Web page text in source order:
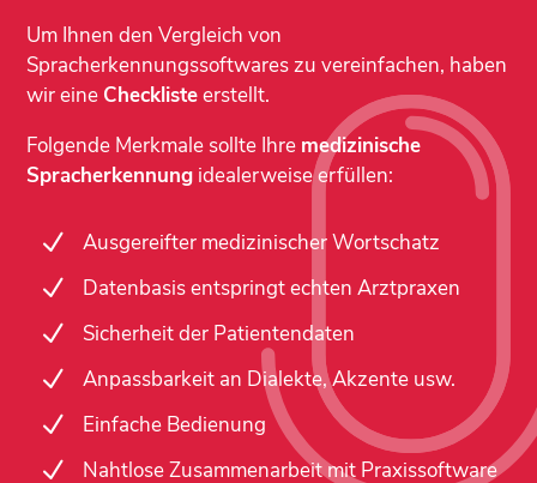
Um Ihnen den Vergleich von
Spracherkennungssoftwares zu vereinfachen, haben
wir eine Checklisteerstellt.
Folgende Merkmale sollte Ihre medizinische
Spracherkennung idealerweise erfüllen:
N Ausgereifter medizinischer Wortschatz
N Datenbasis entspringt echten Arztpraxen
N Sicherheit der Patientendaten
N Anpassbarkeit an Dialekte, Akzente usw.
N Einfache Bedienung
N Nahtlose Zusammenarbeit mit Praxissoftware